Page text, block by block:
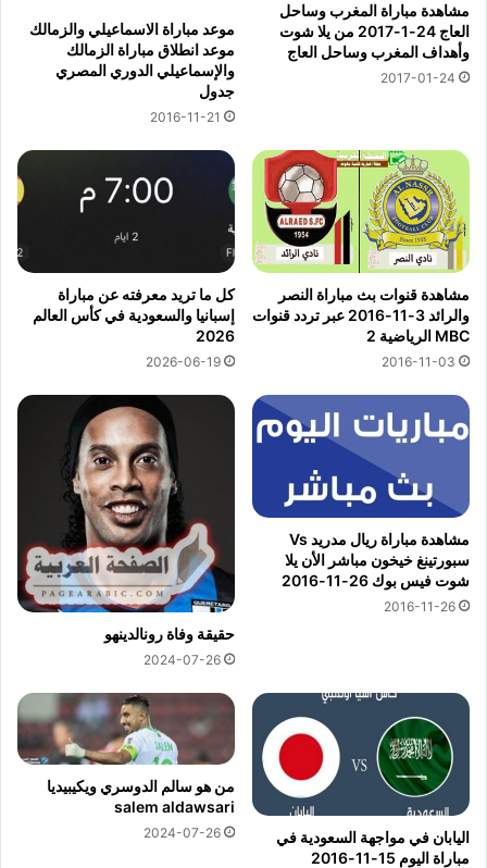
مشاهدة مباراة المغرب وساحل
العاج 24-1-2017 من يلا شوت
وأهداف المغرب وساحل العاج
2017-01-24
موعد مباراة الاسماعيلي والزمالك
موعد انطلاق مباراة الزمالك
والإسماعيلي الدوري المصري
جدول
2016-11-21
مشاهدة قنوات بث مباراة النصر
والرائد 3-11-2016 عبر تردد قنوات
MBC الرياضية 2
2016-11-03
كل ما تريد معرفته عن مباراة
إسبانيا والسعودية في كأس العالم
2026
2026-06-19
مشاهدة مباراة ريال مدريد Vs
سبورتينغ خيخون مباشر الأن يلا
شوت فيس بوك 26-11-2016
2016-11-26
حقيقة وفاة رونالدينهو
2024-07-26
اليابان في مواجهة السعودية في
مباراة اليوم 15-11-2016
من هو سالم الدوسري ويكيبيديا
salem aldawsari
2024-07-26